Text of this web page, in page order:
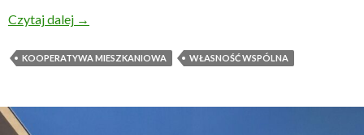
Czytaj dalej Spółdzielnia mieszkaniowa z Węgier
→
KOOPERATYWA MIESZKANIOWA WŁASNOŚĆ WSPÓLNA